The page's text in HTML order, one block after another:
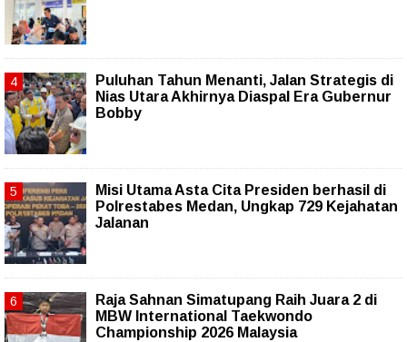
Puluhan Tahun Menanti, Jalan Strategis di
Nias Utara Akhirnya Diaspal Era Gubernur
Bobby
Misi Utama Asta Cita Presiden berhasil di
Polrestabes Medan, Ungkap 729 Kejahatan
Jalanan
Raja Sahnan Simatupang Raih Juara 2 di
MBW International Taekwondo
Championship 2026 Malaysia